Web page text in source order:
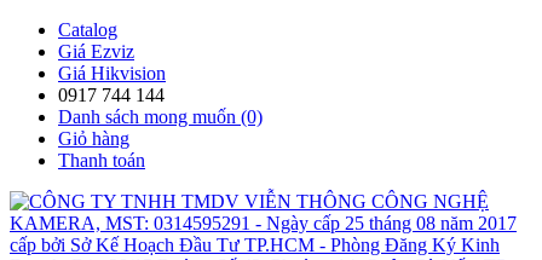
Catalog
Giá Ezviz
Giá Hikvision
0917 744 144
Danh sách mong muốn (0)
Giỏ hàng
Thanh toán